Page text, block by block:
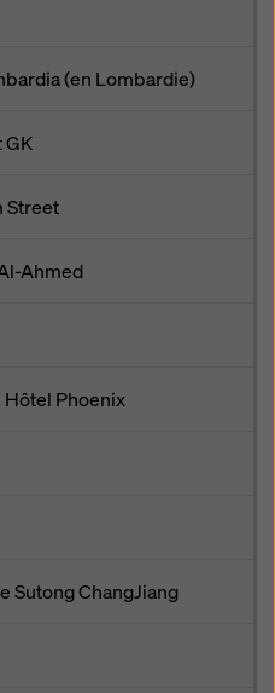
(en Lombardie)
GK
Street
Ahmed
Hôtel Phoenix
Sutong ChangJiang